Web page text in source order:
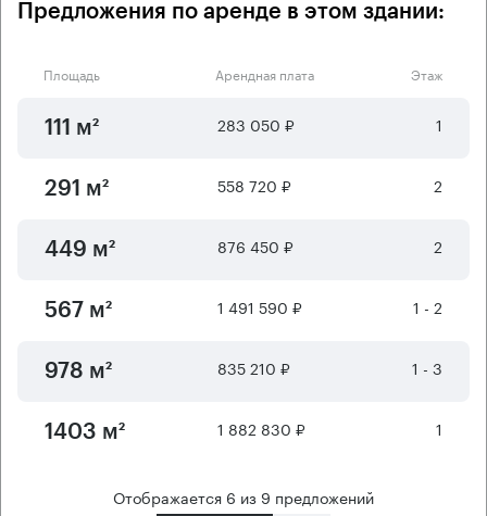
Предложения по аренде в этом здании:
Площадь Арендная плата Этаж
111 м² 283 050 ₽ 1
291 м² 558 720 ₽ 2
449 м² 876 450 ₽ 2
567 м² 1 491 590 ₽ 1 - 2
978 м² 835 210 ₽ 1 - 3
1403 м² 1 882 830 ₽ 1
Отображается 6 из 9 предложений